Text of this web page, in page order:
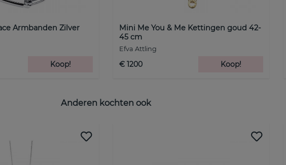
Armbanden Zilver
Koop!
Mini Me You & Me Kettingen goud 42-
45 cm
Efva Attling
€ 1200 Koop!
Anderen kochten ook